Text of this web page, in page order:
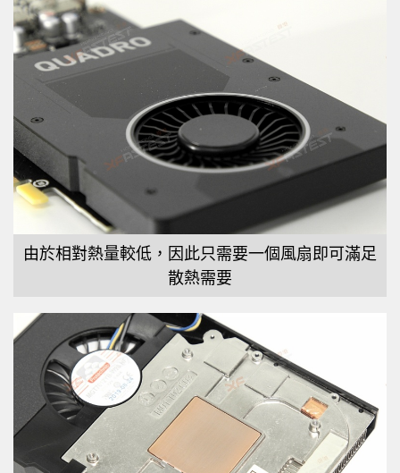
由於相對熱量較低，因此只需要一個風扇即可滿足
散熱需要